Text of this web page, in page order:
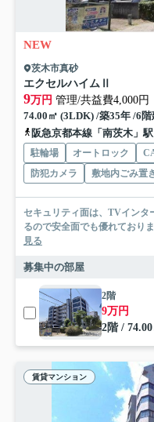
NEW
茨木市真砂
エクセルハイムⅡ
9万円 管理/共益費4,000円
74.00㎡ (3LDK) /築35年 /6階
阪急京都本線「南茨木」
駐輪場 オートロック
防犯カメラ
敷地内ごみ置
セキュリティ面は、TVインタ
るので安全面でも優れており
見る
募集中の部屋
2階
9万円
2階 /
賃貸マンション